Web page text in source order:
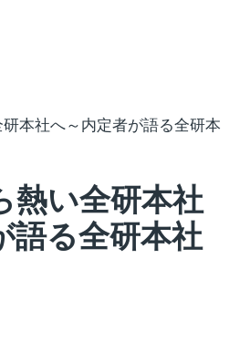
本社へ～内定者が語る全研本
熱い全研本社
語る全研本社